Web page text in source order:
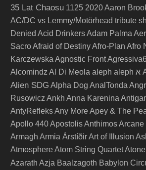
35 Lat Chaosu 1125 2020Aaron
AC/DC vs Lemmy/Motörhead tribute
Denied Acid DrinkersAdam Palma
SacroAfraid of DestinyAfro-Plan Afro
Karczewska Agnostic Front
Alcomindz Al Di Meola aleph aleph א
Alien SDG Alpha Dog AnalTonda
Rusowicz Ankh Anna Karenina
AntyRefleksAny MoreApey & The
Apollo 440Apostolis AnthimosArcane
Armagh Armia ÁrstíðirArt of Illusion
AtmosphereAtom String Quartet
Azarath Azja Baalzagoth Babylon